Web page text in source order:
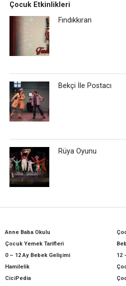
Çocuk Etkinlikleri
Fındıkkıran
Bekçi İle Postacı
Rüya Oyunu
Anne Baba Okulu
Çocuk Yemek Tarifleri
0 – 12 Ay Bebek Gelişimi
12
Hamilelik
CiciPedia